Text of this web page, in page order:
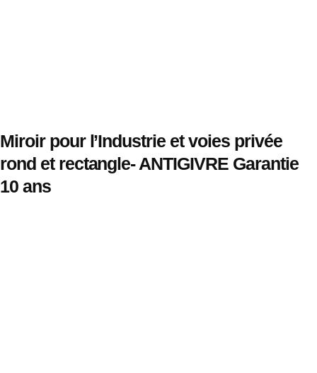
Miroir pour l’Industrie et voies privée
rond et rectangle- ANTIGIVRE Garantie
10 ans